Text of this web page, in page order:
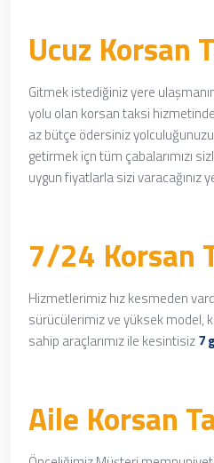
Ucuz Korsan
Gitmek istediğiniz yere
yolu olan korsan taksi hizmetinde
az bütçe ödersiniz
getirmek içntüm çabalarımızı
uygun fiyatlarla sizi varacağınız
7/24 Korsan
Hizmetlerimiz hız kesmeden
sürücülerimiz ve yüksek model,
sahip araçlarımız ile kesintisiz7
Aile Korsan